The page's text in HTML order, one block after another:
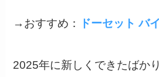
→おすすめ： ドーセット バ
2025年に新しくできたばか